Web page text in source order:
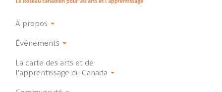
À propos
Événements
La carte des arts et de
l'apprentissage du Canada